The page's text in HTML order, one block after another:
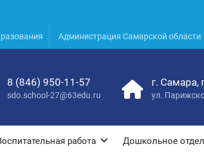
Администрация Самарской области
8 (846) 950-11-57
sdo.school-27@63edu.ru
г. Самара,
ул.
работа Дошкольное